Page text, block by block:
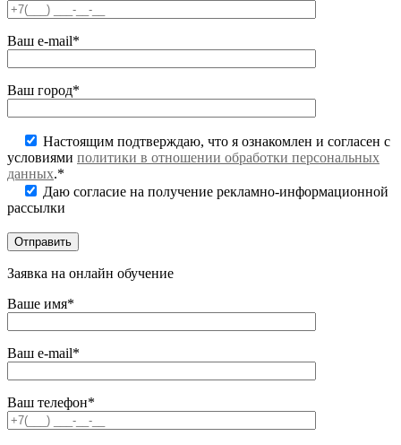
Ваш e-mail*
Ваш город*
Настоящим подтверждаю, что я ознакомлен и согласен с
условиями политики в отношении обработки персональных
данных.*
Даю согласие на получение рекламно-информационной
рассылки
Заявка на онлайн обучение
Ваше имя*
Ваш e-mail*
Ваш телефон*